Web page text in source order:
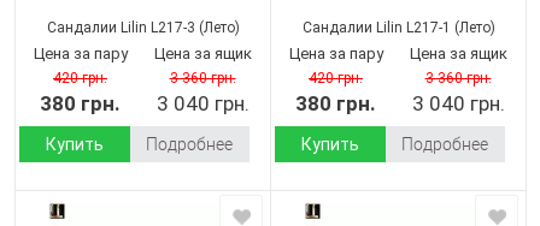
Сандалии Lilin L217-3 (Лето)
Цена за пару
420 грн.
380 грн.
Цена за ящик
3 360 грн.
3 040 грн.
Купить Подробнее
Сандалии Lilin L217-1 (Лето)
Цена за пару
420 грн.
380 грн.
Цена за ящик
3 360 грн.
3 040 грн.
Купить Подробнее